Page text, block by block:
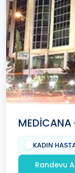
KADIN
Randevu